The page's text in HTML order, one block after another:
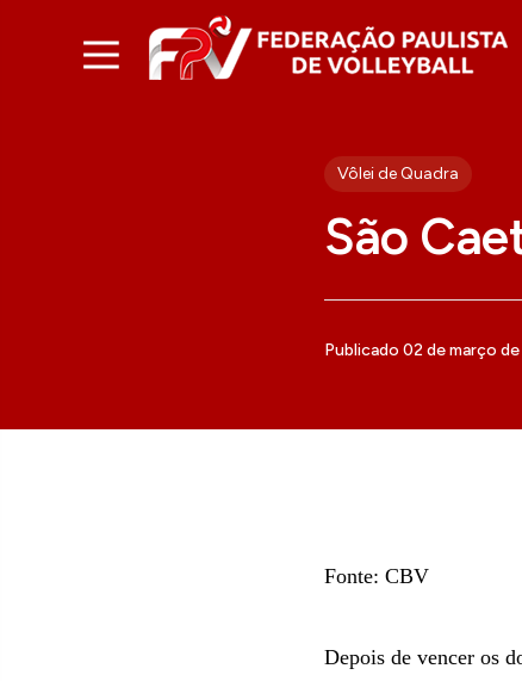
Vôlei de Quadra
São
Publicado 02 de março
Fonte: CBV
Depois de vencer os